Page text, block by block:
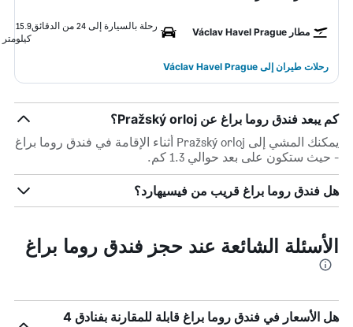
مطار Václav Havel Prague
رحلة بالسيارة إلى 24 من الدقائق
15.9
كيلومتر
رحلات طيران إلى Václav Havel Prague
كم يبعد فندق روما براغ عن Pražský orloj؟
يمكنك المشي إلى Pražský orloj أثناء الإقامة في فندق روما براغ
- حيث ستكون على بعد حوالي 1.3 كم.
هل فندق روما براغ قريب من فيسيهارد؟
الأسئلة الشائعة عند حجز فندق روما براغ
هل الأسعار في فندق روما براغ قابلة للمقارنة بفنادق 4